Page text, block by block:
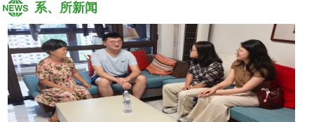
系、所新闻